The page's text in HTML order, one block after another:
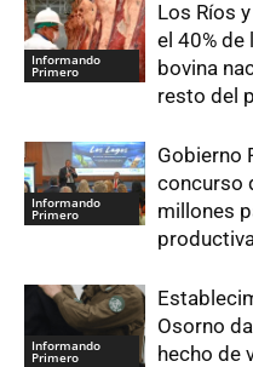
Informando
Primero
Los Ríos
el 40%
bovina
resto del
Informando
Primero
Gobierno
concurso
millones
Informando
Primero
Osorno
hecho de